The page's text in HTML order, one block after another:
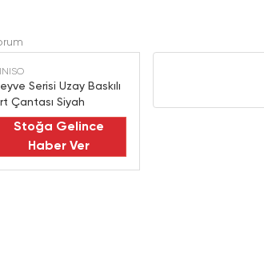
Serisi Uzay Baskılı
Çantası Siyah
Stoğa Gelince
Haber Ver